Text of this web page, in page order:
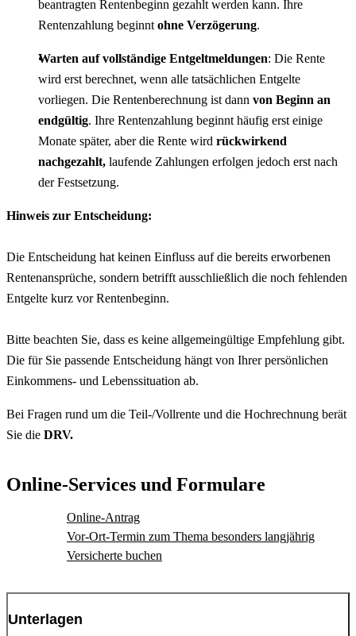
beantragten Rentenbeginn gezahlt werden kann. Ihre
Rentenzahlung beginnt ohne Verzögerung.
Warten auf vollständige Entgeltmeldungen: Die Rente
wird erst berechnet, wenn alle tatsächlichen Entgelte
vorliegen. Die Rentenberechnung ist dann von Beginn an
endgültig. Ihre Rentenzahlung beginnt häufig erst einige
Monate später, aber die Rente wird rückwirkend
nachgezahlt, laufende Zahlungen erfolgen jedoch erst nach
der Festsetzung.
Hinweis zur Entscheidung:
Die Entscheidung hat keinen Einfluss auf die bereits erworbenen
Rentenansprüche, sondern betrifft ausschließlich die noch fehlenden
Entgelte kurz vor Rentenbeginn.
Bitte beachten Sie, dass es keine allgemeingültige Empfehlung gibt.
Die für Sie passende Entscheidung hängt von Ihrer persönlichen
Einkommens- und Lebenssituation ab.
Bei Fragen rund um die Teil-/Vollrente und die Hochrechnung berät
Sie die DRV.
Online-Services und Formulare
Online-Antrag
Vor-Ort-Termin zum Thema besonders langjährig
Versicherte buchen
Unterlagen